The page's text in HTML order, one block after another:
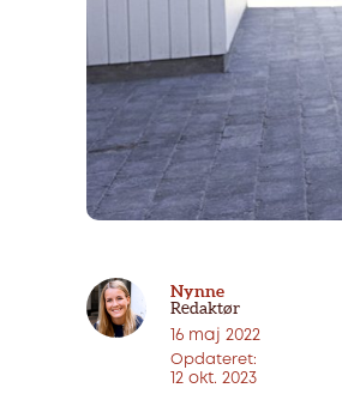
Nynne
Redaktør
16 maj 2022
Opdateret:
12 okt. 2023